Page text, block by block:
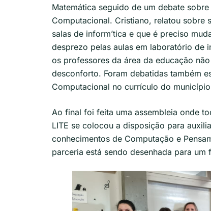
Matemática seguido de um debate
Computacional. Cristiano, relatou sobre
salas de inform’tica e que é preciso
desprezo pelas aulas em laboratório de
os professores da área da educação
desconforto. Foram debatidas também
Computacional no currículo do
Ao final foi feita uma assembleia onde
LITE se colocou a disposição para
conhecimentos de Computação e
parceria está sendo desenhada para um